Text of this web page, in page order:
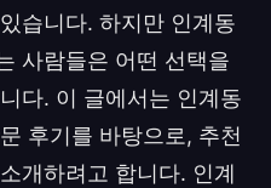
습니다. 하지만 인계동
사람들은 어떤 선택을
다. 이 글에서는 인계동
후기를 바탕으로, 추천
개하려고 합니다. 인계